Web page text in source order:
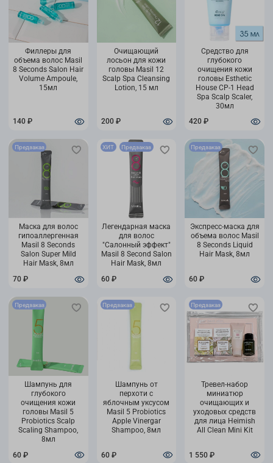
Филлеры для
объема волос Masil
8 Seconds Salon Hair
Volume Ampoule,
15мл
140 ₽
Очищающий
лосьон для кожи
головы Masil 12
Scalp Spa Cleansing
Lotion, 15 мл
200 ₽
Средство для
глубокого
очищения кожи
головы Esthetic
House CP-1 Head
Spa Scalp Scaler,
30мл
420 ₽
Предзаказ
Маска для волос
гипоаллергенная
Masil 8 Seconds
Salon Super Mild
Hair Mask, 8мл
70 ₽
ХИТ Предзаказ
Легендарная маска
для волос
"Салонный эффект"
Masil 8 Second Salon
Hair Mask, 8мл
60 ₽
Предзаказ
Экспресс-маска для
объема волос Masil
8 Seconds Liquid
Hair Mask, 8мл
60 ₽
Предзаказ
Шампунь для
глубокого
очищения кожи
головы Masil 5
Probiotics Scalp
Scaling Shampoo,
8мл
60 ₽
Предзаказ
Шампунь от
перхоти с
яблочным уксусом
Masil 5 Probiotics
Apple Vinergar
Shampoo, 8мл
60 ₽
Предзаказ
Тревел-набор
миниатюр
очищающих и
уходовых средств
для лица Heimish
All Clean Mini Kit
1 550 ₽